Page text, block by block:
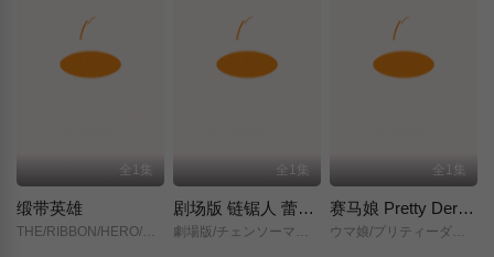
全1集
缎带英雄
全1集
剧场版 链锯人 蕾塞篇(正式版)
全1集
赛马娘 Pretty Derby 新时代之门